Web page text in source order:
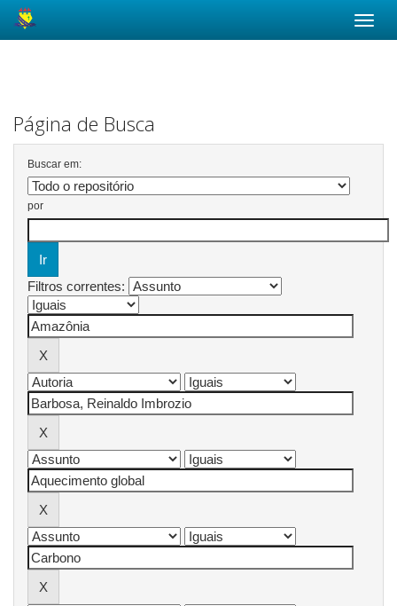
Página de Busca
Buscar em:
por
Filtros correntes: